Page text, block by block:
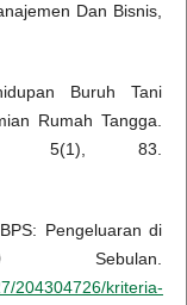
Dan Bisnis,
Buruh Tani
Rumah Tangga.
5(1), 83.
Pengeluaran di
Sebulan.
204304726/kriteria-